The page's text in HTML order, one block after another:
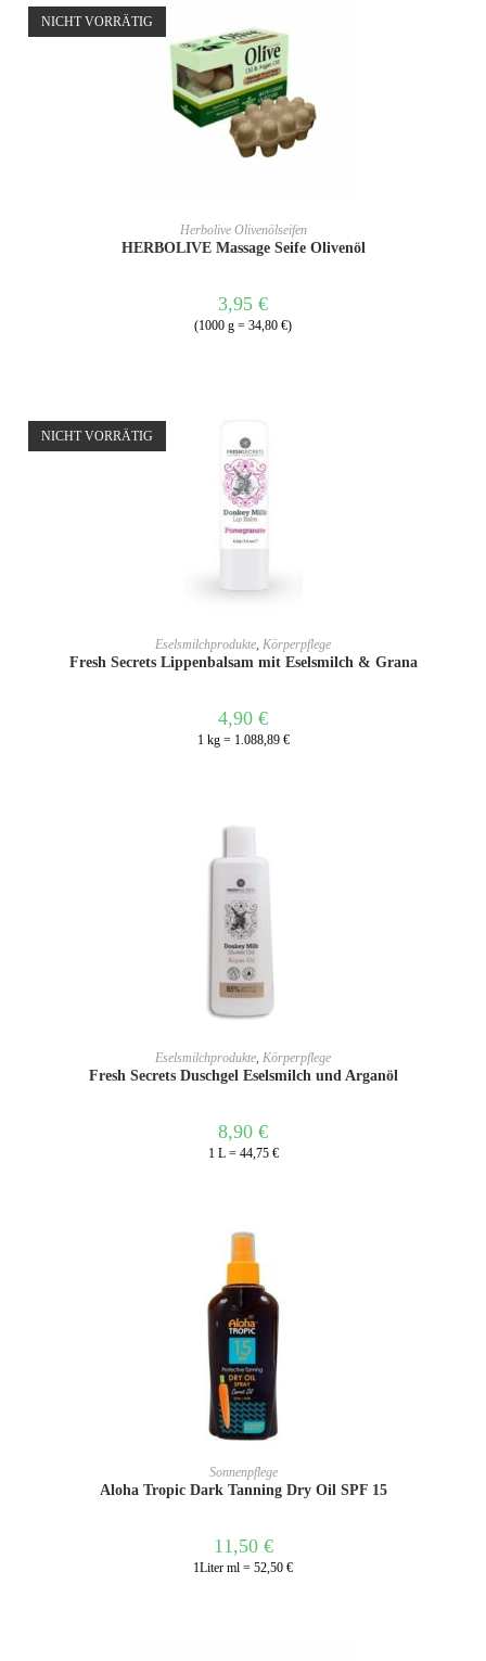
NICHT VORRÄTIG
WEITERLESEN
Herbolive Olivenölseifen
HERBOLIVE Massage Seife Olivenöl
3,95 €
(1000 g = 34,80 €)
NICHT VORRÄTIG
WEITERLESEN
Eselsmilchprodukte, Körperpflege
Fresh Secrets Lippenbalsam mit Eselsmilch & Grana
4,90 €
1 kg = 1.088,89 €
IN DEN WARENKORB
Eselsmilchprodukte, Körperpflege
Fresh Secrets Duschgel Eselsmilch und Arganöl
8,90 €
1 L = 44,75 €
IN DEN WARENKORB
Sonnenpflege
Aloha Tropic Dark Tanning Dry Oil SPF 15
11,50 €
1Liter ml = 52,50 €